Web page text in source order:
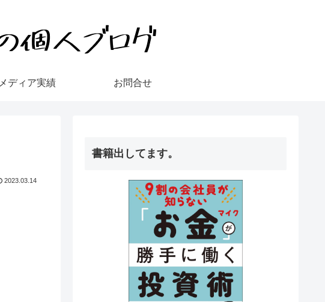
メディア実績 お問合せ
2023.03.14
書籍出してます。